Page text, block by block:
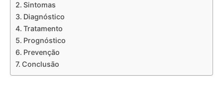
Sintomas
Diagnóstico
Tratamento
Prognóstico
Prevenção
Conclusão